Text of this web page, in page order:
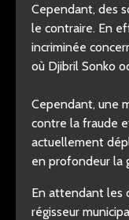
Cependant, des
le contraire. En
incriminée
où Djibril Sonko
Cependant, une
contre la fraude
actuellement
en profondeur la
En attendant les
régisseur